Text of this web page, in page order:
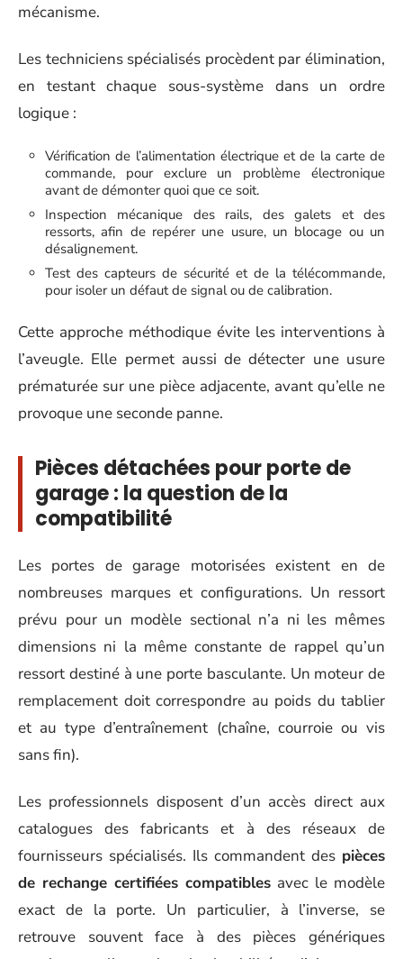
mécanisme.
Les techniciens spécialisés procèdent par élimination,
en testant chaque sous-système dans un ordre
logique :
Vérification de l’alimentation électrique et de la carte de
commande, pour exclure un problème électronique
avant de démonter quoi que ce soit.
Inspection mécanique des rails, des galets et des
ressorts, afin de repérer une usure, un blocage ou un
désalignement.
Test des capteurs de sécurité et de la télécommande,
pour isoler un défaut de signal ou de calibration.
Cette approche méthodique évite les interventions à
l’aveugle. Elle permet aussi de détecter une usure
prématurée sur une pièce adjacente, avant qu’elle ne
provoque une seconde panne.
Pièces détachées pour porte de
garage : la question de la
compatibilité
Les portes de garage motorisées existent en de
nombreuses marques et configurations. Un ressort
prévu pour un modèle sectional n’a ni les mêmes
dimensions ni la même constante de rappel qu’un
ressort destiné à une porte basculante. Un moteur de
remplacement doit correspondre au poids du tablier
et au type d’entraînement (chaîne, courroie ou vis
sans fin).
Les professionnels disposent d’un accès direct aux
catalogues des fabricants et à des réseaux de
fournisseurs spécialisés. Ils commandent des pièces
de rechange certifiées compatibles avec le modèle
exact de la porte. Un particulier, à l’inverse, se
retrouve souvent face à des pièces génériques